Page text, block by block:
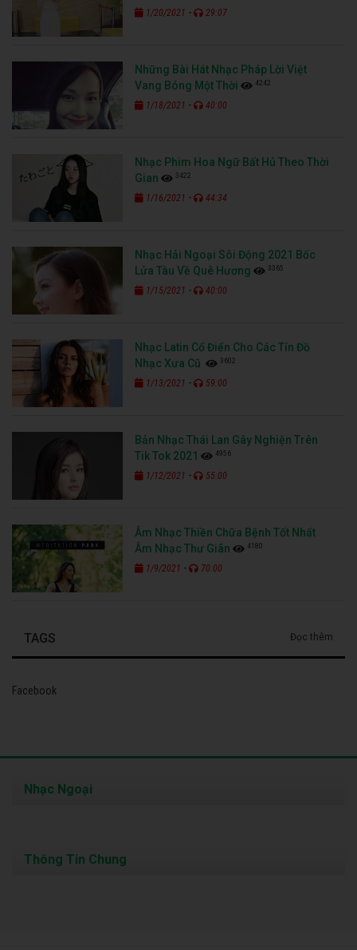
1/20/2021 - 29:07
Những Bài Hát Nhạc Pháp Lời Việt
Vang Bóng Một Thời
4242
1/18/2021 - 40:00
Nhạc Phim Hoa Ngữ Bất Hủ Theo Thời
Gian
3422
1/16/2021 - 44:34
Nhạc Hải Ngoại Sôi Động 2021 Bốc
Lửa Tàu Về Quê Hương
3365
1/15/2021 - 40:00
Nhạc Latin Cổ Điển Cho Các Tín Đồ
Nhạc Xưa Cũ
3602
1/13/2021 - 59:00
Bản Nhạc Thái Lan Gây Nghiện Trên
Tik Tok 2021
4956
1/12/2021 - 55:00
Âm Nhạc Thiền Chữa Bệnh Tốt Nhất
Âm Nhạc Thư Giãn
4180
1/9/2021 - 70:00
TAGS Đọc thêm
Facebook
Nhạc Ngoại
Thông Tin Chung